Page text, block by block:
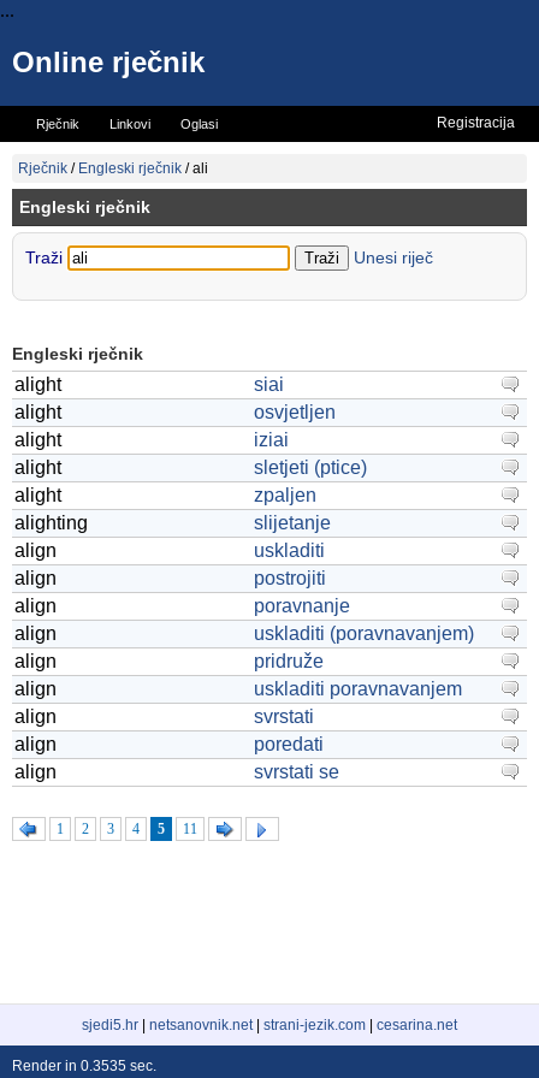
...
Online rječnik
Rječnik Linkovi Oglasi
Vicevi Mini rječnik
Registracija
Rječnik / Engleski rječnik /ali
Engleski rječnik
Traži Unesi riječ
Engleski rječnik
alight
siai
alight
osvjetljen
alight
iziai
alight
sletjeti (ptice)
alight
zpaljen
alighting
slijetanje
align
uskladiti
align
postrojiti
align
poravnanje
align
uskladiti (poravnavanjem)
align
pridruže
align
uskladiti poravnavanjem
align
svrstati
align
poredati
align
svrstati se
1 2 3 4 5 11
sjedi5.hr netsanovnik.net| strani-jezik.com cesarina.net
Render in 0.3535 sec.